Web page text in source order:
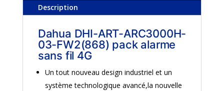
Description
Dahua DHI-ART-ARC3000H-
03-FW2(868) pack alarme
sans fil 4G
Un tout nouveau design industriel et un
système technologique avancé,la nouvelle